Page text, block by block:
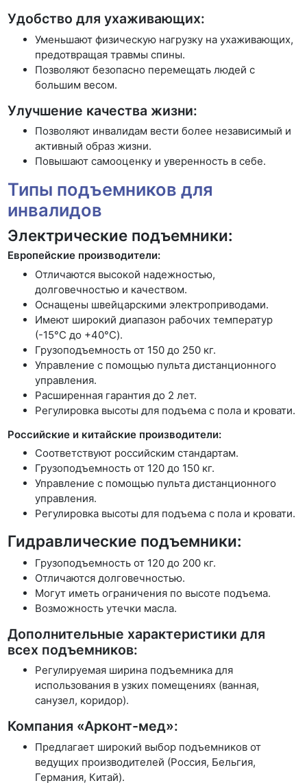
Удобство для ухаживающих:
Уменьшают физическую нагрузку на ухаживающих,
предотвращая травмы спины.
Позволяют безопасно перемещать людей с
большим весом.
Улучшение качества жизни:
Позволяют инвалидам вести более независимый и
активный образ жизни.
Повышают самооценку и уверенность в себе.
Типы подъемников для
инвалидов
Электрические подъемники:
Европейские производители:
Отличаются высокой надежностью,
долговечностью и качеством.
Оснащены швейцарскими электроприводами.
Имеют широкий диапазон рабочих температур
(-15°C до +40°C).
Грузоподъемность от 150 до 250 кг.
Управление с помощью пульта дистанционного
управления.
Расширенная гарантия до 2 лет.
Регулировка высоты для подъема с пола и кровати.
Российские и китайские производители:
Соответствуют российским стандартам.
Грузоподъемность от 120 до 150 кг.
Управление с помощью пульта дистанционного
управления.
Регулировка высоты для подъема с пола и кровати.
Гидравлические подъемники:
Грузоподъемность от 120 до 200 кг.
Отличаются долговечностью.
Могут иметь ограничения по высоте подъема.
Возможность утечки масла.
Дополнительные характеристики для
всех подъемников:
Регулируемая ширина подъемника для
использования в узких помещениях (ванная,
санузел, коридор).
Компания «Арконт-мед»:
Предлагает широкий выбор подъемников от
ведущих производителей (Россия, Бельгия,
Германия, Китай).